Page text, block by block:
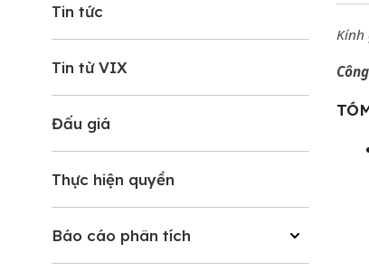
Tin tức
Tin từ VIX
Đấu giá
Thực hiện quyền
Báo cáo phân tích
Kính